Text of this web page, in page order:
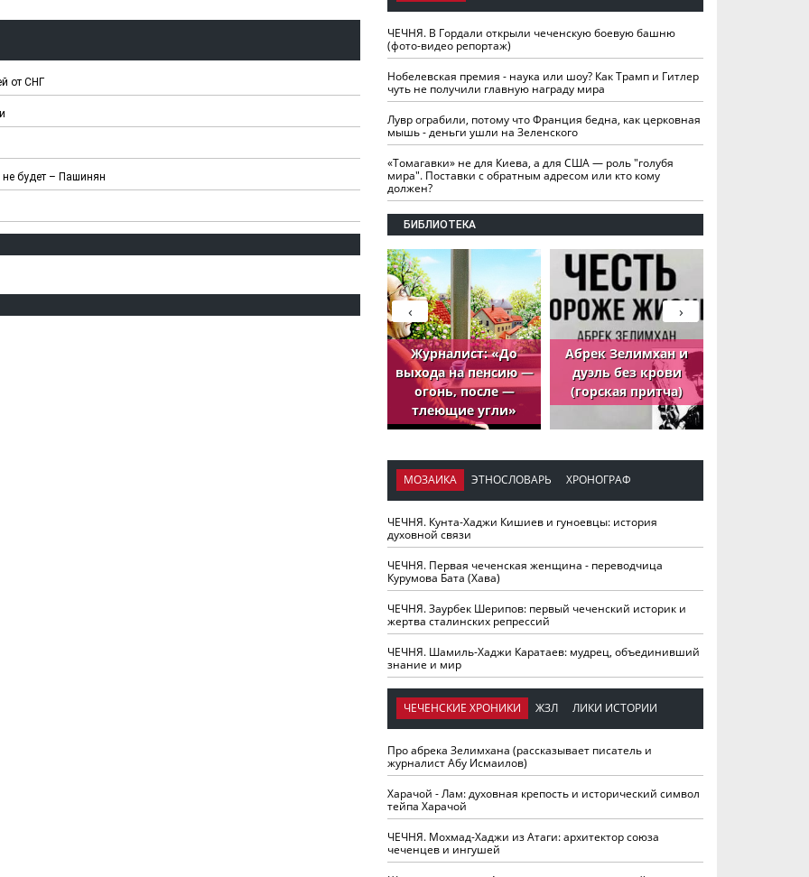
от СНГ
будет – Пашинян
ЧЕЧНЯ. В Гордали открыли чеченскую боевую башню
(фото-видео репортаж)
Нобелевская премия - наука или шоу? Как Трамп и Гитлер
чуть не получили главную награду мира
Лувр ограбили, потому что Франция бедна, как церковная
мышь - деньги ушли на Зеленского
«Томагавки» не для Киева, а для США — роль "голубя
мира". Поставки с обратным адресом или кто кому
должен?
БИБЛИОТЕКА
Журналист: «До
выхода на пенсию —
огонь, после —
тлеющие угли»
Абрек Зелимхан и
дуэль без крови
(горская притча)
›
‹
МОЗАИКА ЭТНОСЛОВАРЬ ХРОНОГРАФ
ЧЕЧНЯ. Кунта-Хаджи Кишиев и гуноевцы: история
духовной связи
ЧЕЧНЯ. Первая чеченская женщина - переводчица
Курумова Бата (Хава)
ЧЕЧНЯ. Заурбек Шерипов: первый чеченский историк и
жертва сталинских репрессий
ЧЕЧНЯ. Шамиль-Хаджи Каратаев: мудрец, объединивший
знание и мир
ЧЕЧЕНСКИЕ ХРОНИКИ ЖЗЛ ЛИКИ ИСТОРИИ
Про абрека Зелимхана (рассказывает писатель и
журналист Абу Исмаилов)
Харачой - Лам: духовная крепость и исторический символ
тейпа Харачой
ЧЕЧНЯ. Мохмад-Хаджи из Атаги: архитектор союза
чеченцев и ингушей